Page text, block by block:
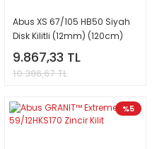
Abus XS 67/105 HB50 Siyah
Disk Kilitli (12mm) (120cm)
9.867,33 TL
10.386,67 TL
%5